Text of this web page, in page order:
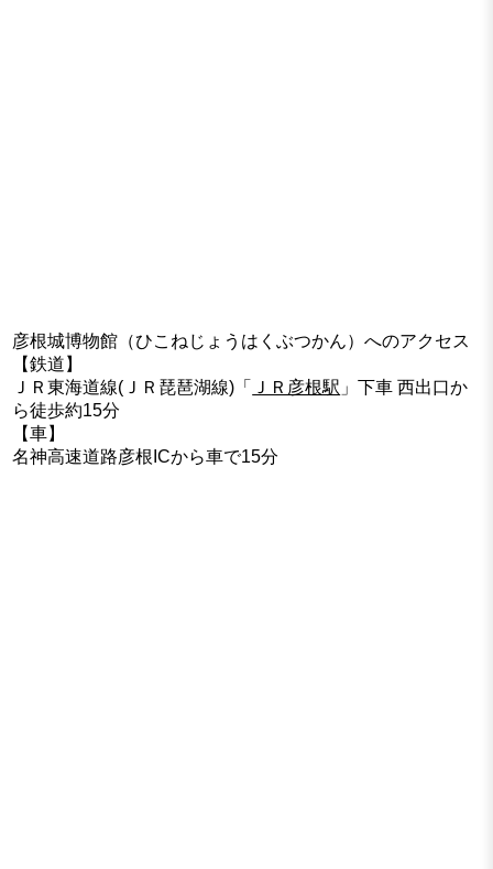
彦根城博物館（ひこねじょうはくぶつかん）へのアクセス
【鉄道】
ＪＲ東海道線(ＪＲ琵琶湖線)「
ＪＲ彦根駅 」下車 西出口か
ら徒歩約15分
【車】
名神高速道路彦根ICから車で15分